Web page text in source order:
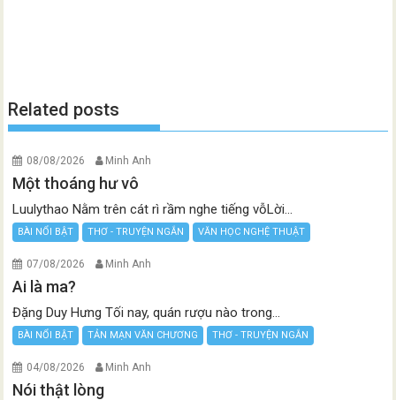
Related posts
08/08/2026 Minh Anh
Một thoáng hư vô
Luulythao Nằm trên cát rì rầm nghe tiếng vỗLời...
BÀI NỔI BẬT THƠ - TRUYỆN NGẮN VĂN HỌC NGHỆ THUẬT
07/08/2026 Minh Anh
Ai là ma?
Đặng Duy Hưng Tối nay, quán rượu nào trong...
BÀI NỔI BẬT TẢN MẠN VĂN CHƯƠNG THƠ - TRUYỆN NGẮN
04/08/2026 Minh Anh
Nói thật lòng